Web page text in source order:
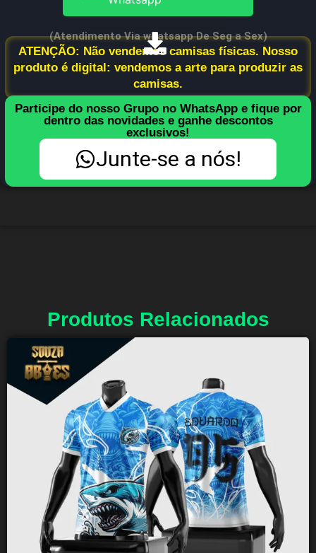
(Atendimento Via whatsapp De Seg a Sex)
ATENÇÃO: Não vendemos camisas físicas. Nosso
produto é digital: vendemos a arte para produzir as
camisas.
Participe do nosso Grupo no WhatsApp e fique por
dentro das novidades e ganhe descontos
exclusivos!
Junte-se a nós!
Produtos Relacionados